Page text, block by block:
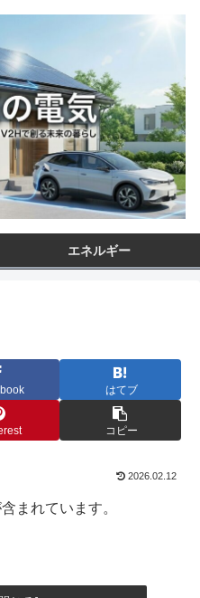
エネルギー
はてブ
コピー
2026.02.12
まれています。